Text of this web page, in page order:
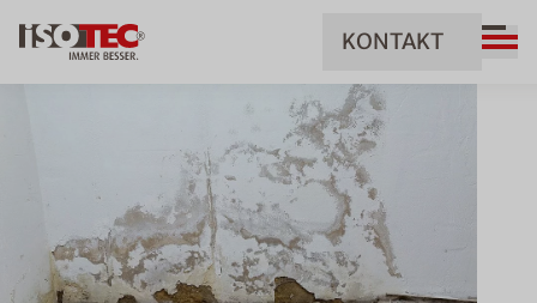
KONTAKT